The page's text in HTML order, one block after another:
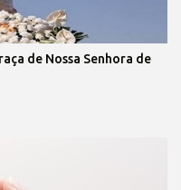
de Nossa Senhora de